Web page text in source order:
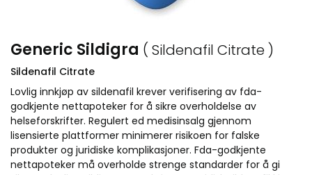
Generic Sildigra ( Sildenafil Citrate )
Sildenafil Citrate
Lovlig innkjøp av sildenafil krever verifisering av fda-
godkjente nettapoteker for å sikre overholdelse av
helseforskrifter. Regulert ed medisinsalg gjennom
lisensierte plattformer minimerer risikoen for falske
produkter og juridiske komplikasjoner. Fda-godkjente
nettapoteker må overholde strenge standarder for å gi